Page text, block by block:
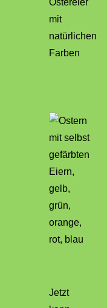
Jetzt